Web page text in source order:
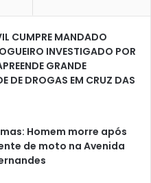
CUMPRE MANDADO
INVESTIGADO POR
GRANDE
DE DROGAS EM CRUZ DAS
Homem morre após
de moto na Avenida